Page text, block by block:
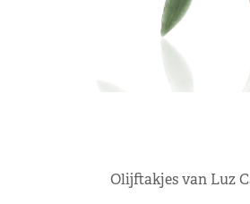
Olijftakjes van Luz